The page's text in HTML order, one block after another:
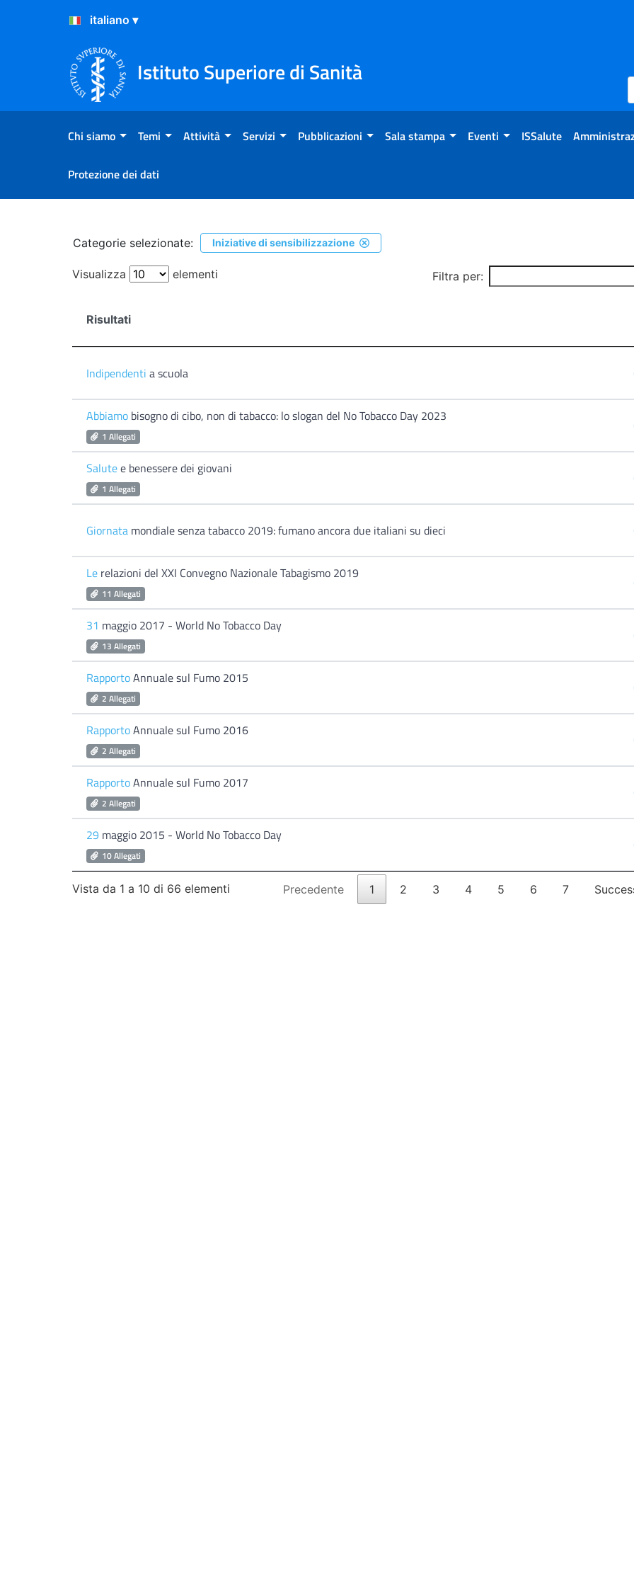
Salta al Contenuto
Salta al Footer
Istituto Superiore di Sanità
Chi siamo Temi Attività Servizi Pubblicazioni Sala stampa Eventi ISSalute
Protezione dei dati
RicercaCategorie selezionate: Iniziative di sensibilizzazione
Visualizza elementi Filtra per:
Risultati
Indipendenti a scuola
Abbiamo bisogno di cibo, non di tabacco: lo slogan del No Tobacco Day 2023
1 Allegati
Salutee benessere dei giovani
1 Allegati
Giornata mondiale senza tabacco 2019: fumano ancora due italiani su dieci
Le relazioni del XXI Convegno Nazionale Tabagismo 2019
11 Allegati
31 maggio 2017 - World No Tobacco Day
13 Allegati
RapportoAnnuale sul Fumo 2015
2 Allegati
RapportoAnnuale sul Fumo 2016
2 Allegati
RapportoAnnuale sul Fumo 2017
2 Allegati
29 maggio 2015 - World No Tobacco Day
10 Allegati
Vista da 1 a 10 di 66 elementi Precedente 1 2 3 4 5 6 7